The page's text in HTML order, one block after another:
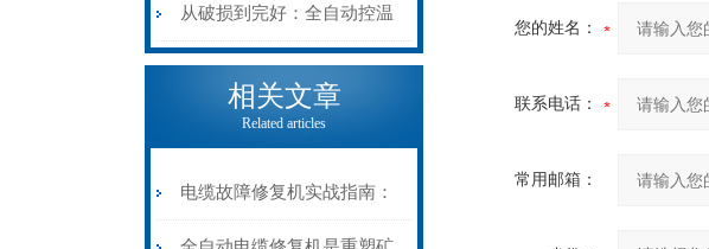
机械密码
从入门到精通
从破损到完好：全自动控温
电缆热补机的核心价值
相关文章
Related articles
电缆故障修复机实战指南：
您的姓名：
联系电话：
常用邮箱：